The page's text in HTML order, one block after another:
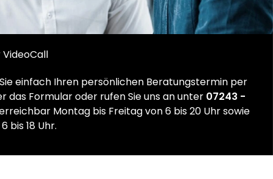
einfach Ihren persönlichen Beratungstermin per
das Formular oder rufen Sie uns an unter 07243 -
Montag bis Freitag von 6 bis 20 Uhr sowie
bis 18 Uhr.